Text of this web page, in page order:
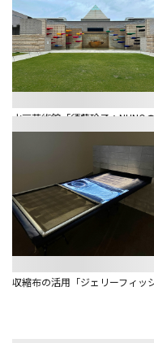
水戸芸術館「須藤玲子：NUNO
くり」 外部にも「こいのぼり
収縮布の活用「ジェリーフィッ